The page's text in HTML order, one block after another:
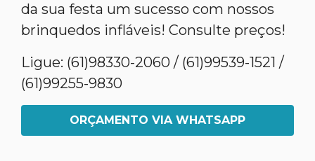
da sua festa um sucesso com nossos
brinquedos infláveis! Consulte preços!
Ligue: (61)98330-2060 / (61)99539-1521 /
(61)99255-9830
ORÇAMENTO VIA WHATSAPP